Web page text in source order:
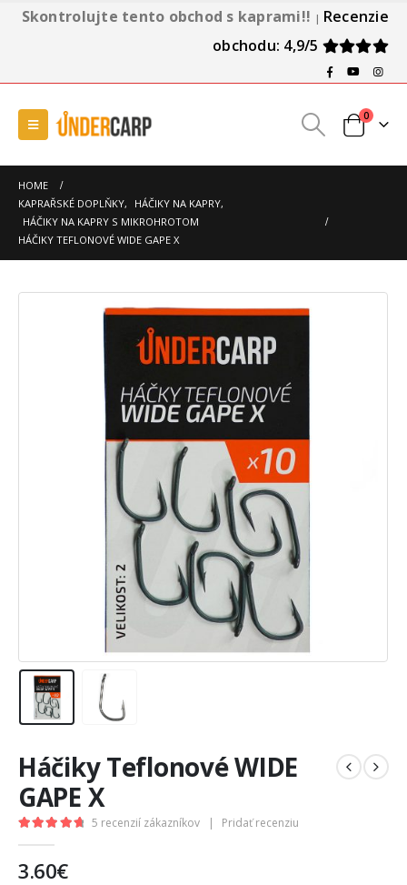
Skontrolujte tento obchod s kaprami!! | Recenzie
obchodu: 4,9/5
0
HOME
KAPRAŘSKÉ DOPLŇKY, HÁČIKY NA KAPRY,
HÁČIKY NA KAPRY S MIKROHROTOM
HÁČIKY TEFLONOVÉ WIDE GAPE X
Háčiky Teflonové WIDE
GAPE X
5 recenzií zákazníkov | Pridať recenziu
3.60€